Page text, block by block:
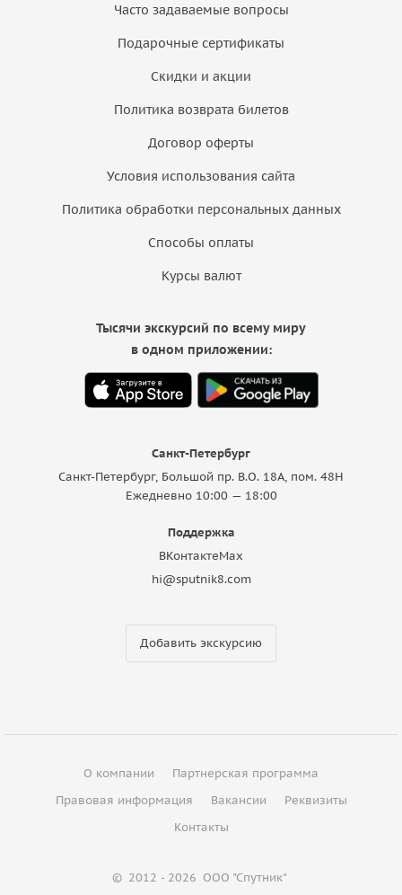
Часто задаваемые вопросы
Подарочные сертификаты
Скидки и акции
Политика возврата билетов
Договор оферты
Условия использования сайта
Политика обработки персональных данных
Способы оплаты
Курсы валют
Санкт-Петербург
Санкт-Петербург, Большой пр. В.О. 18A, пом. 48Н
Ежедневно 10:00 — 18:00
Поддержка
ВКонтактеMax
hi@sputnik8.com
Добавить экскурсию
Тысячи экскурсий по всему миру
в одном приложении:
О компании
Партнерская программа
Правовая информация
Вакансии
Реквизиты
Контакты
© 2012 - 2026 ООО "Спутник"